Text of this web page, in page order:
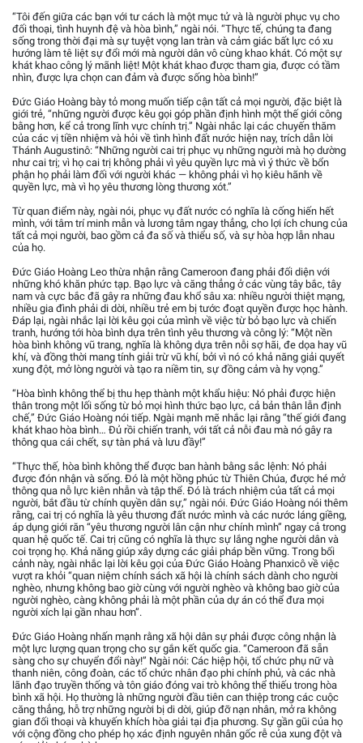
“Tôi đến giữa các bạn với tư cách là một mục tử và là người phục vụ cho
đối thoại, tình huynh đệ và hòa bình,” ngài nói. “Thực tế, chúng ta đang
sống trong thời đại mà sự tuyệt vọng lan tràn và cảm giác bất lực có xu
hướng làm tê liệt sự đổi mới mà người dân vô cùng khao khát. Có một sự
khát khao công lý mãnh liệt! Một khát khao được tham gia, được có tầm
nhìn, được lựa chọn can đảm và được sống hòa bình!”
Đức Giáo Hoàng bày tỏ mong muốn tiếp cận tất cả mọi người, đặc biệt là
giới trẻ, “những người được kêu gọi góp phần định hình một thế giới công
bằng hơn, kể cả trong lĩnh vực chính trị.” Ngài nhắc lại các chuyến thăm
của các vị tiền nhiệm và hỏi về tình hình đất nước hiện nay, trích dẫn lời
Thánh Augustinô: “Những người cai trị phục vụ những người mà họ dường
như cai trị; vì họ cai trị không phải vì yêu quyền lực mà vì ý thức về bổn
phận họ phải làm đối với người khác — không phải vì họ kiêu hãnh về
quyền lực, mà vì họ yêu thương lòng thương xót.”
Từ quan điểm này, ngài nói, phục vụ đất nước có nghĩa là cống hiến hết
mình, với tâm trí minh mẫn và lương tâm ngay thẳng, cho lợi ích chung của
tất cả mọi người, bao gồm cả đa số và thiểu số, và sự hòa hợp lẫn nhau
của họ.
Đức Giáo Hoàng Leo thừa nhận rằng Cameroon đang phải đối diện với
những khó khăn phức tạp. Bạo lực và căng thẳng ở các vùng tây bắc, tây
nam và cực bắc đã gây ra những đau khổ sâu xa: nhiều người thiệt mạng,
nhiều gia đình phải di dời, nhiều trẻ em bị tước đoạt quyền được học hành.
Đáp lại, ngài nhắc lại lời kêu gọi của mình về việc từ bỏ bạo lực và chiến
tranh, hướng tới hòa bình dựa trên tình yêu thương và công lý: “Một nền
hòa bình không vũ trang, nghĩa là không dựa trên nỗi sợ hãi, đe dọa hay vũ
khí, và đồng thời mang tính giải trừ vũ khí, bởi vì nó có khả năng giải quyết
xung đột, mở lòng người và tạo ra niềm tin, sự đồng cảm và hy vọng.”
“Hòa bình không thể bị thu hẹp thành một khẩu hiệu: Nó phải được hiện
thân trong một lối sống từ bỏ mọi hình thức bạo lực, cả bản thân lẫn định
chế,” Đức Giáo Hoàng nói tiếp. Ngài mạnh mẽ nhắc lại rằng “thế giới đang
khát khao hòa bình… Đủ rồi chiến tranh, với tất cả nỗi đau mà nó gây ra
thông qua cái chết, sự tàn phá và lưu đầy!”
“Thực thế, hòa bình không thể được ban hành bằng sắc lệnh: Nó phải
được đón nhận và sống. Đó là một hồng phúc từ Thiên Chúa, được hé mở
thông qua nỗ lực kiên nhẫn và tập thể. Đó là trách nhiệm của tất cả mọi
người, bắt đầu từ chính quyền dân sự,” ngài nói. Đức Giáo Hoàng nói thêm
rằng, cai trị có nghĩa là yêu thương đất nước mình và các nước láng giềng,
áp dụng giới răn “yêu thương người lân cận như chính mình” ngay cả trong
quan hệ quốc tế. Cai trị cũng có nghĩa là thực sự lắng nghe người dân và
coi trọng họ. Khả năng giúp xây dựng các giải pháp bền vững. Trong bối
cảnh này, ngài nhắc lại lời kêu gọi của Đức Giáo Hoàng Phanxicô về việc
vượt ra khỏi “quan niệm chính sách xã hội là chính sách dành cho người
nghèo, nhưng không bao giờ cùng với người nghèo và không bao giờ của
người nghèo, càng không phải là một phần của dự án có thể đưa mọi
người xích lại gần nhau hơn”.
Đức Giáo Hoàng nhấn mạnh rằng xã hội dân sự phải được công nhận là
một lực lượng quan trọng cho sự gắn kết quốc gia. “Cameroon đã sẵn
sàng cho sự chuyển đổi này!” Ngài nói: Các hiệp hội, tổ chức phụ nữ và
thanh niên, công đoàn, các tổ chức nhân đạo phi chính phủ, và các nhà
lãnh đạo truyền thống và tôn giáo đóng vai trò không thể thiếu trong hòa
bình xã hội. Họ thường là những người đầu tiên can thiệp trong các cuộc
căng thẳng, hỗ trợ những người bị di dời, giúp đỡ nạn nhân, mở ra không
gian đối thoại và khuyến khích hòa giải tại địa phương. Sự gần gũi của họ
với cộng đồng cho phép họ xác định nguyên nhân gốc rễ của xung đột và